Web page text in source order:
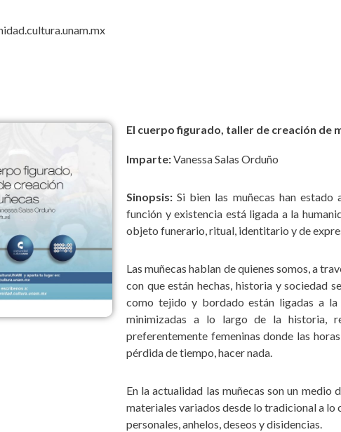
El cuerpo figurado, taller de creación de
Imparte:Vanessa Salas Orduño
Sinopsis: Si bien las muñecas han
función y existencia está ligada a la
objeto funerario, ritual, identitario y de
Las muñecas hablan de quienes somos, a
con que están hechas, historia y sociedad
como tejido y bordado están ligadas a
minimizadas a lo largo de la historia,
preferentemente femeninas donde las
pérdida de tiempo, hacer nada.
En la actualidad las muñecas son un
materiales variados desde lo tradicional a lo
personales, anhelos, deseos y disidencias.